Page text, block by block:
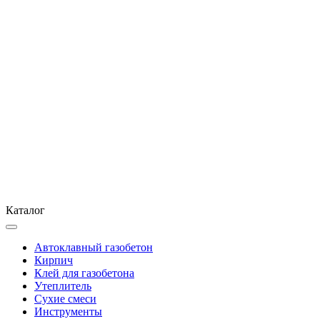
Каталог
Автоклавный газобетон
Кирпич
Клей для газобетона
Утеплитель
Сухие смеси
Инструменты